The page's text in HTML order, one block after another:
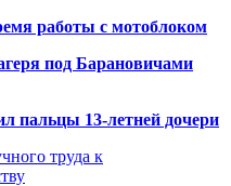
работы с мотоблоком
под Барановичами
пальцы 13-летней дочери
труда к